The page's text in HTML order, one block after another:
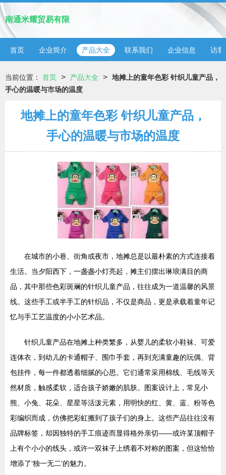
南通米耀贸易有限
首页 企业简介 产品大全 联系我们 企业信息 访客
当前位置： 首页 > 产品大全 > 地摊上的童年色彩 针织儿童产品，
手心的温暖与市场的温度
地摊上的童年色彩 针织儿童产品，
手心的温暖与市场的温度
在城市的小巷、街角或夜市，地摊总是以最朴素的方式连接着
生活。当夕阳西下，一盏盏小灯亮起，摊主们摆出琳琅满目的商
品，其中那些色彩斑斓的针织儿童产品，往往成为一道温馨的风景
线。这些手工或半手工的针织品，不仅是商品，更是承载着童年记
忆与手工艺温度的小小艺术品。
针织儿童产品在地摊上种类繁多，从婴儿的柔软小鞋袜、可爱
连体衣，到幼儿的卡通帽子、围巾手套，再到充满童趣的玩偶、背
包挂件，每一件都透着细腻的心思。它们通常采用棉线、毛线等天
然材质，触感柔软，适合孩子娇嫩的肌肤。图案设计上，常见小
熊、小兔、花朵、星星等活泼元素，用明快的红、黄、蓝、粉等色
彩编织而成，仿佛把彩虹搬到了孩子们的身上。这些产品往往没有
品牌标签，却因独特的手工痕迹而显得格外亲切——或许某顶帽子
上有个小小的线头，或许一双袜子上绣着不对称的图案，但这恰恰
增添了‘独一无二’的魅力。